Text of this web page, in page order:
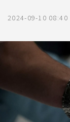
2024-09-10 08:40